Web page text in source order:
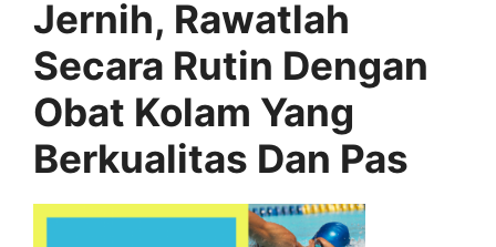
Jernih, Rawatlah
Secara Rutin Dengan
Obat Kolam Yang
Berkualitas Dan Pas